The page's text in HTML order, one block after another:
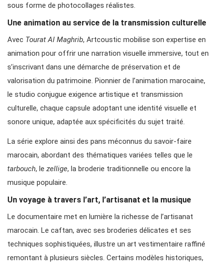
sous forme de photocollages réalistes.
Une animation au service de la transmission culturelle
Avec Tourat Al Maghrib, Artcoustic mobilise son expertise en
animation pour offrir une narration visuelle immersive, tout en
s’inscrivant dans une démarche de préservation et de
valorisation du patrimoine. Pionnier de l’animation marocaine,
le studio conjugue exigence artistique et transmission
culturelle, chaque capsule adoptant une identité visuelle et
sonore unique, adaptée aux spécificités du sujet traité.
La série explore ainsi des pans méconnus du savoir-faire
marocain, abordant des thématiques variées telles que le
tarbouch, le zellige, la broderie traditionnelle ou encore la
musique populaire.
Un voyage à travers l’art, l’artisanat et la musique
Le documentaire met en lumière la richesse de l’artisanat
marocain. Le caftan, avec ses broderies délicates et ses
techniques sophistiquées, illustre un art vestimentaire raffiné
remontant à plusieurs siècles. Certains modèles historiques,